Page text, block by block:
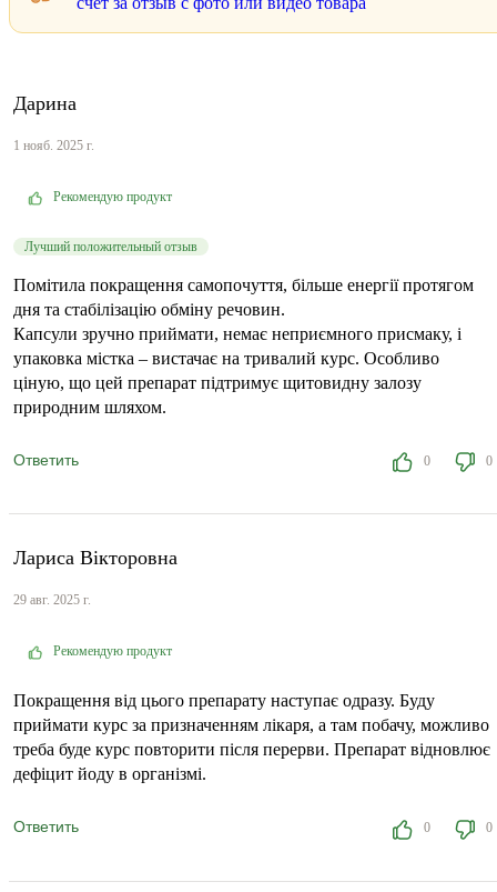
Дарина
1 нояб. 2025 г.
Рекомендую продукт
Лучший положительный отзыв
Помітила покращення самопочуття, більше енергії протягом
дня та стабілізацію обміну речовин.
Капсули зручно приймати, немає неприємного присмаку, і
упаковка містка – вистачає на тривалий курс. Особливо
ціную, що цей препарат підтримує щитовидну залозу
природним шляхом.
Ответить 0 0
Лариса Вікторовна
29 авг. 2025 г.
Рекомендую продукт
Покращення від цього препарату наступає одразу. Буду
приймати курс за призначенням лікаря, а там побачу, можливо
треба буде курс повторити після перерви. Препарат відновлює
дефіцит йоду в організмі.
Ответить 0 0